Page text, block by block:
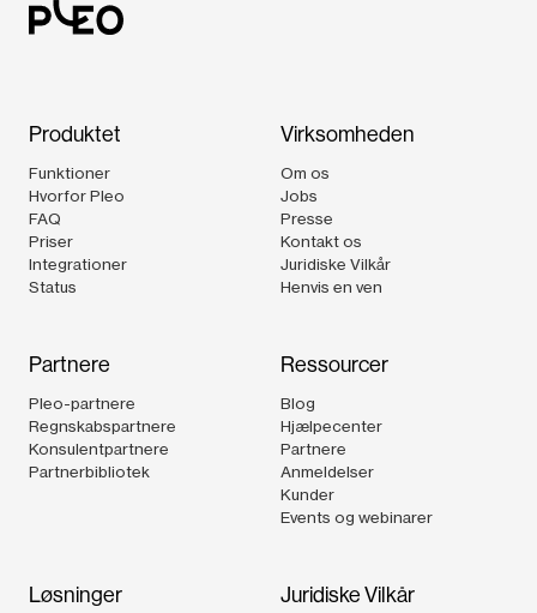
Produktet
Funktioner
Hvorfor Pleo
FAQ
Priser
Integrationer
Status
Virksomheden
Om os
Jobs
Presse
Kontakt os
Juridiske Vilkår
Henvis en ven
Partnere
Pleo-partnere
Regnskabspartnere
Konsulentpartnere
Partnerbibliotek
Ressourcer
Blog
Hjælpecenter
Partnere
Anmeldelser
Kunder
Events og webinarer
Løsninger Juridiske Vilkår